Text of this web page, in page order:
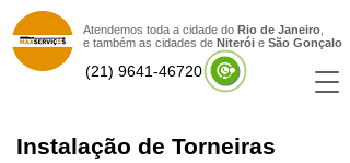
Atendemos toda a cidade do Rio de Janeiro
e também as cidades de Niterói e São Gonçalo
(21) 9641-46720
Instalação de Torneiras